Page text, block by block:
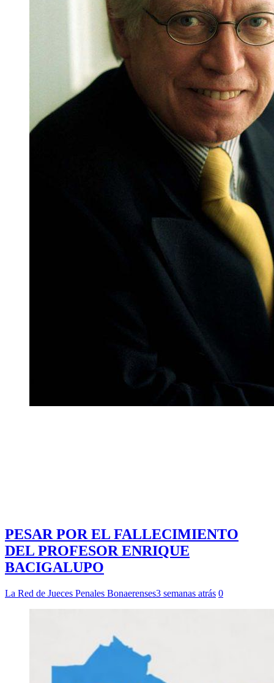
PESAR POR EL FALLECIMIENTO
DEL PROFESOR ENRIQUE
BACIGALUPO
La Red de Jueces Penales Bonaerenses3 semanas atrás 0